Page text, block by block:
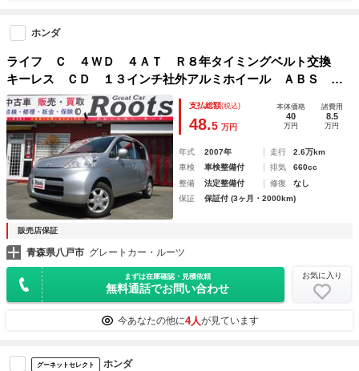
ホンダ
ライフ Ｃ ４ＷＤ ４ＡＴ Ｒ８年タイミングベルト交換
キーレス ＣＤ １３インチ社外アルミホイール ＡＢＳ Ｗ
エアバッグ
支払総額(税込)
48.5 万円
本体価格
40
万円
諸費用
8.5
万円
年式 2007年 走行
2.6万km
車検
車検整備付 排気
660cc
整備
法定整備付 修復
なし
保証
保証付 (3ヶ月・2000km)
販売店保証
青森県八戸市 グレートカー・ルーツ
まずは在庫確認・見積依頼
無料通話でお問い合わせ
お気に入り
今あなたの他に4人が見ています
グーネットセレクト ホンダ